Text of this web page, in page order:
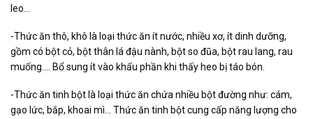
leo…
-Thức ăn thô, khô là loại thức ăn ít nước, nhiều xơ, ít dinh dưỡng,
gồm có bột cỏ, bột thân lá đậu nành, bột so đũa, bột rau lang, rau
muống…. Bổ sung ít vào khẩu phần khi thấy heo bị táo bón.
-Thức ăn tinh bột là loại thức ăn chứa nhiều bột đường như: cám,
gạo lức, bắp, khoai mì… Thức ăn tinh bột cung cấp năng lượng cho